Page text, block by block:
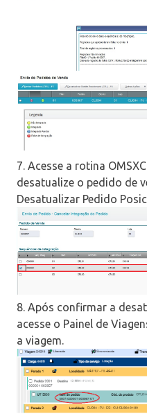
7. Acesse a rotina
desatualize o pedido de
Desatualizar Pedido
8. Após confirmar a
acesse o Painel de
a viagem.